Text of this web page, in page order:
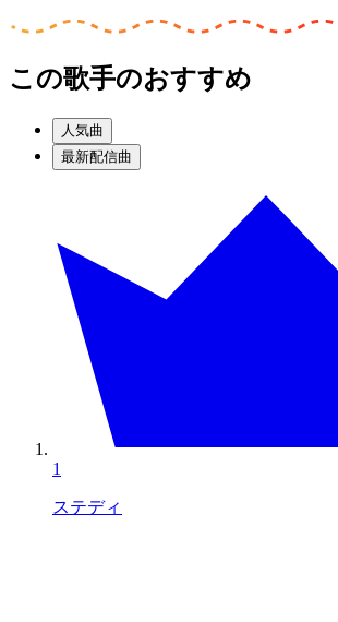
この歌手のおすすめ
人気曲
最新配信曲
1
ステディ